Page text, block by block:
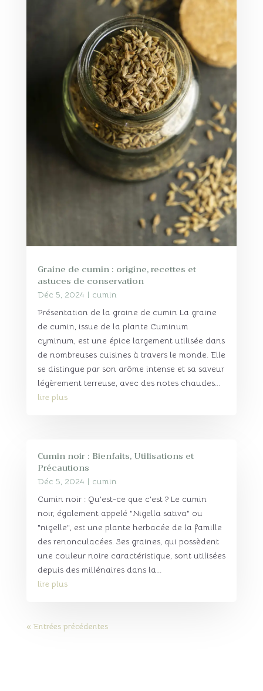
Graine de cumin : origine, recettes et
astuces de conservation
Déc 5, 2024 | cumin
Présentation de la graine de cumin La graine
de cumin, issue de la plante Cuminum
cyminum, est une épice largement utilisée dans
de nombreuses cuisines à travers le monde. Elle
se distingue par son arôme intense et sa saveur
légèrement terreuse, avec des notes chaudes...
lire plus
Cumin noir : Bienfaits, Utilisations et
Précautions
Déc 5, 2024 | cumin
Cumin noir : Qu’est-ce que c’est ? Le cumin
noir, également appelé "Nigella sativa" ou
"nigelle", est une plante herbacée de la famille
des renonculacées. Ses graines, qui possèdent
une couleur noire caractéristique, sont utilisées
depuis des millénaires dans la...
lire plus
« Entrées précédentes